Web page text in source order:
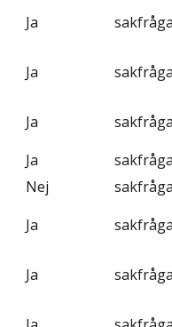
Ja
Ja
Ja
Ja
Nej
Ja
Ja